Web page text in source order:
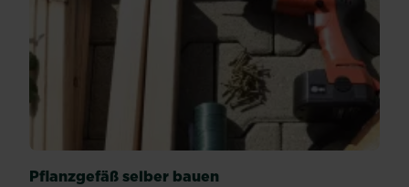
Pflanzgefäß selber bauen